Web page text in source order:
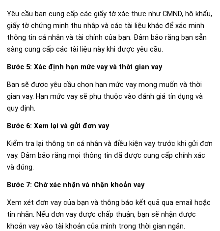
Yêu cầu bạn cung cấp các giấy tờ xác thực như CMND, hộ khẩu,
giấy tờ chứng minh thu nhập và các tài liệu khác để xác minh
thông tin cá nhân và tài chính của bạn. Đảm bảo rằng bạn sẵn
sàng cung cấp các tài liệu này khi được yêu cầu.
Bước 5: Xác định hạn mức vay và thời gian vay
Bạn sẽ được yêu cầu chọn hạn mức vay mong muốn và thời
gian vay. Hạn mức vay sẽ phụ thuộc vào đánh giá tín dụng và
quy định.
Bước 6: Xem lại và gửi đơn vay
Kiểm tra lại thông tin cá nhân và điều kiện vay trước khi gửi đơn
vay. Đảm bảo rằng mọi thông tin đã được cung cấp chính xác
và đúng.
Bước 7: Chờ xác nhận và nhận khoản vay
Xem xét đơn vay của bạn và thông báo kết quả qua email hoặc
tin nhắn. Nếu đơn vay được chấp thuận, bạn sẽ nhận được
khoản vay vào tài khoản của mình trong thời gian ngắn.